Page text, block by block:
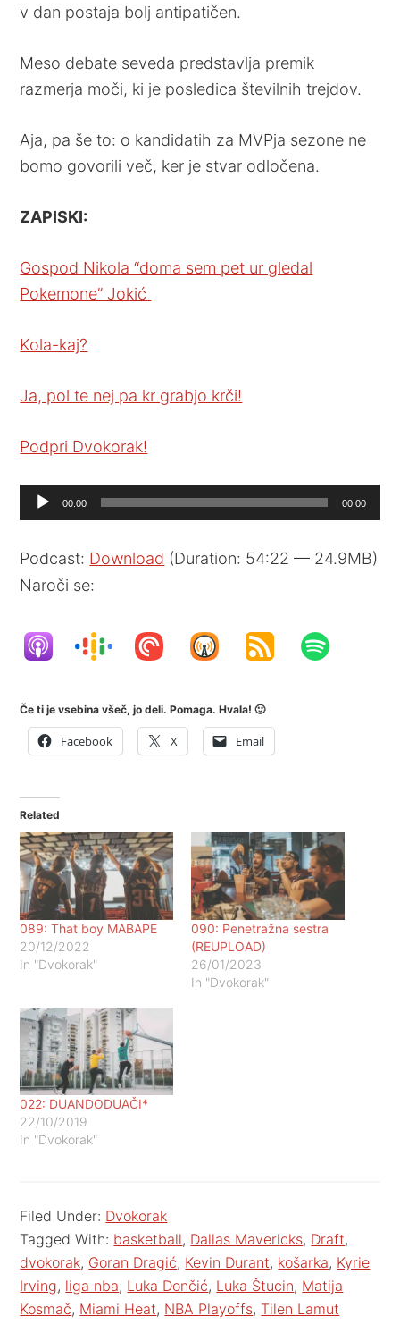
v dan postaja bolj antipatičen.
Meso debate seveda predstavlja premik
razmerja moči, ki je posledica številnih trejdov.
Aja, pa še to: o kandidatih za MVPja sezone ne
bomo govorili več, ker je stvar odločena.
ZAPISKI:
Gospod Nikola “doma sem pet ur gledal
Pokemone” Jokić
Kola-kaj?
Ja, pol te nej pa kr grabjo krči!
Podpri Dvokorak!
Audio
Player
00:00 00:00
Podcast: Download (Duration: 54:22 — 24.9MB)
Naroči se:
Če ti je vsebina všeč, jo deli. Pomaga. Hvala! 🙂
Facebook X Email
Related
089: That boy MABAPE
20/12/2022
In "Dvokorak"
090: Penetražna sestra
(REUPLOAD)
26/01/2023
In "Dvokorak"
022: DUANDODUAČI*
22/10/2019
In "Dvokorak"
Filed Under: Dvokorak
Tagged With: basketball, Dallas Mavericks, Draft,
dvokorak, Goran Dragić, Kevin Durant, košarka, Kyrie
Irving, liga nba, Luka Dončić, Luka Štucin, Matija
Kosmač, Miami Heat, NBA Playoffs,Tilen Lamut